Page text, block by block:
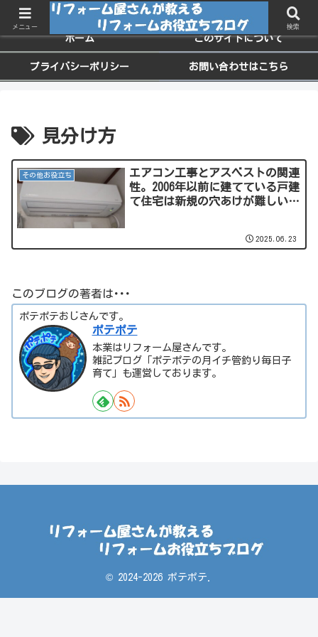
ちょっと役に立つお家のメンテナンス情報
ホーム このサイトについて
プライバシーポリシー お問い合わせはこちら
見分け方
その他お役立ち
エアコン工事とアスベストの関連
性。2006年以前に建てている戸建
て住宅は新規の穴あけが難しい状
2025.06.23
このブログの著者は･･･
ポテポテおじさんです。
ポテポテ
本業はリフォーム屋さんです。
雑記ブログ「ポテポテの月イチ管釣り毎日子
育て」も運営しております。
© 2024-2026 ポテポテ.
メニュー 検索